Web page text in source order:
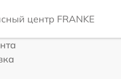
центр FRANKE